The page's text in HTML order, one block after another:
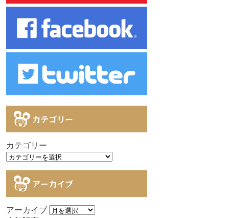
カテゴリー
カテゴリー
アーカイブ
アーカイブ